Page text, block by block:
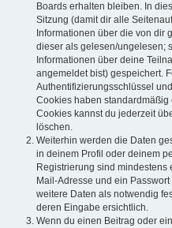
Boards erhalten bleiben. In
Sitzung (damit dir alle
Informationen über die von dir
dieser als gelesen/ungelesen;
Informationen über deine
angemeldet bist) gespeichert.
Authentifizierungsschlüssel
Cookies haben standardmäßig
Cookies kannst du jederzeit
löschen.
Weiterhin werden die Daten
in deinem Profil oder deinem
Registrierung sind
Mail-Adresse und ein
weitere Daten als notwendig
deren Eingabe ersichtlich.
Wenn du einen Beitrag oder